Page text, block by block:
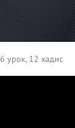
урок, 12 хадис